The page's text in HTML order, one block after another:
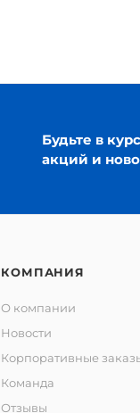
Будьте в
акций и
КОМПАНИЯ
О компании
Новости
Корпоративные
Команда
Отзывы